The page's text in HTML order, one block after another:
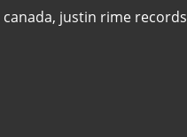
canada, justin rime records